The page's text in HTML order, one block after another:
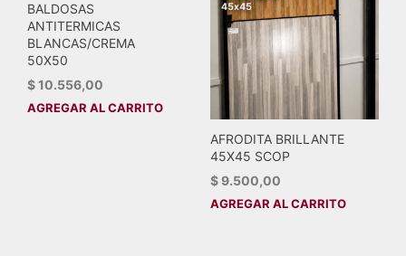
BALDOSAS
ANTITERMICAS
BLANCAS/CREMA
50X50
$10.556,00
AGREGAR AL CARRITO
AFRODITA BRILLANTE
45X45 SCOP
$9.500,00
AGREGAR AL CARRITO